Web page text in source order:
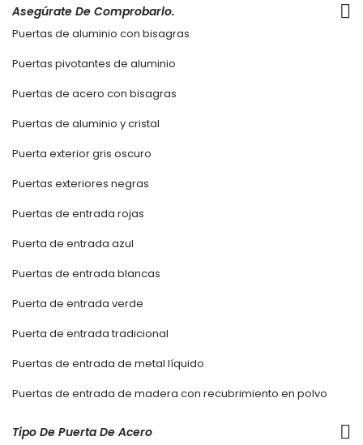
Asegúrate De Comprobarlo.
Puertas de aluminio con bisagras
Puertas pivotantes de aluminio
Puertas de acero con bisagras
Puertas de aluminio y cristal
Puerta exterior gris oscuro
Puertas exteriores negras
Puertas de entrada rojas
Puerta de entrada azul
Puertas de entrada blancas
Puerta de entrada verde
Puerta de entrada tradicional
Puertas de entrada de metal líquido
Puertas de entrada de madera con recubrimiento en polvo
Tipo De Puerta De Acero